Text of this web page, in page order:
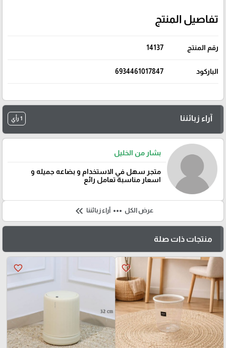
تفاصيل المنتج
رقم المنتج 14137
الباركود 6934461017847
آراء زبائننا 1 رأي
بشار من الخليل
متجر سهل في الاستخدام و بضاعه جميله و
اسعار مناسبة تعامل رائع
عرض الكل more_horiz آراء زبائننا keyboard_double_arrow_left
منتجات ذات صلة
favorite_border
favorite_border